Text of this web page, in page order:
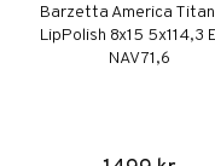
Barzetta America
LipPolish 8x15 5x114,3
NAV 71,6